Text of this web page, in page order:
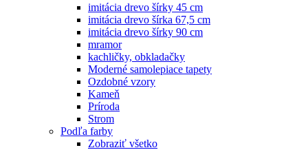
imitácia drevo šírky 45 cm
imitácia drevo šírka 67,5 cm
imitácia drevo šírky 90 cm
mramor
kachličky, obkladačky
Moderné samolepiace tapety
Ozdobné vzory
Kameň
Príroda
Strom
Podľa farby
Zobraziť všetko